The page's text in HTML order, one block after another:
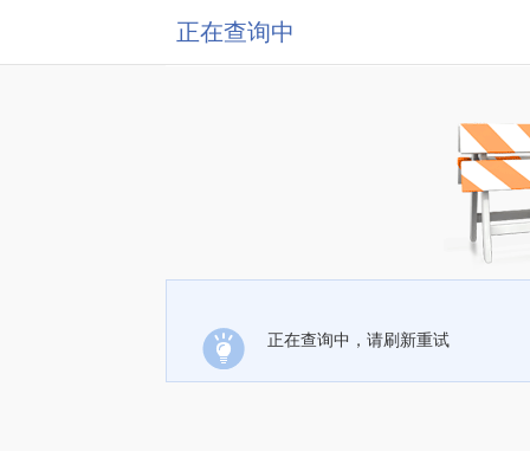
正在查询中
正在查询中，请刷新重试